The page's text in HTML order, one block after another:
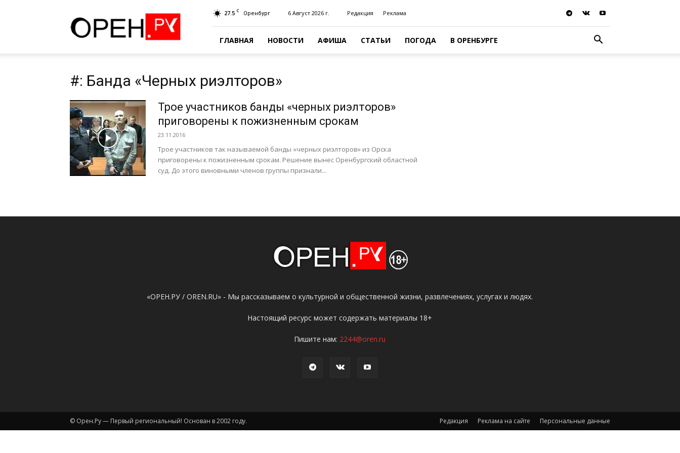
27.5 C Оренбург 6 Август 2026 г. Редакция Реклама
ГЛАВНАЯ НОВОСТИ АФИША СТАТЬИ ПОГОДА В ОРЕНБУРГЕ
#: Банда «Черных риэлторов»
Трое участников банды «черных риэлторов»
приговорены к пожизненным срокам
23.11.2016
Трое участников так называемой банды «черных риэлторов» из Орска
приговорены к пожизненным срокам. Решение вынес Оренбургский областной
суд. До этого виновными членов группы признали...
«ОРЕН.РУ / OREN.RU» - Мы рассказываем о культурной и общественной жизни, развлечениях, услугах и людях.
Настоящий ресурс может содержать материалы 18+
Пишите нам: 2244@oren.ru
Редакция Реклама на сайте Персональные данные
© Орен.Ру — Первый региональный! Основан в 2002 году.